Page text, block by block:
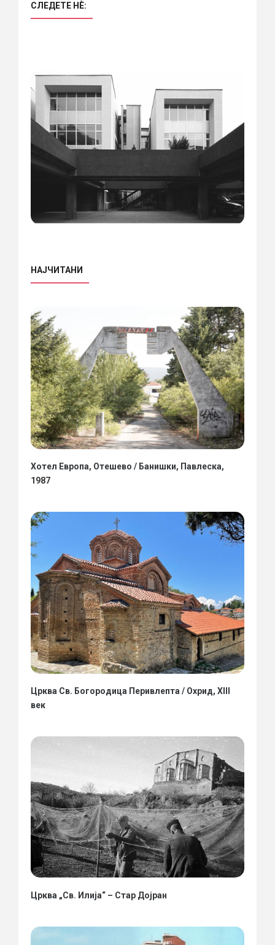
СЛЕДЕТЕ НÈ:
НАЈЧИТАНИ
Хотел Европа, Отешево / Банишки, Павлеска,
1987
Црква Св. Богородица Перивлепта / Охрид, XIII
век
Црква „Св. Илија“ – Стар Дојран